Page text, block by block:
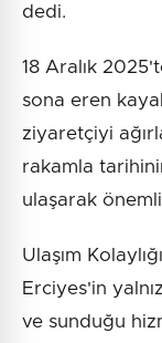
dedi.
18 Aralık
sona eren
ziyaretçiyi
rakamla
ulaşarak
Ulaşım
Erciyes'in
ve sunduğu